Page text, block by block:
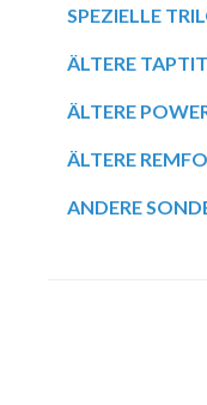
SPEZIELLE
ÄLTERE
ÄLTERE
ÄLTERE
ANDERE